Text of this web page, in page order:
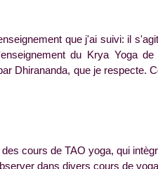
que j'ai suivi: il
du Krya Yoga
Dhirananda, que je respecte.
cours de TAO yoga, qui
dans divers cours de